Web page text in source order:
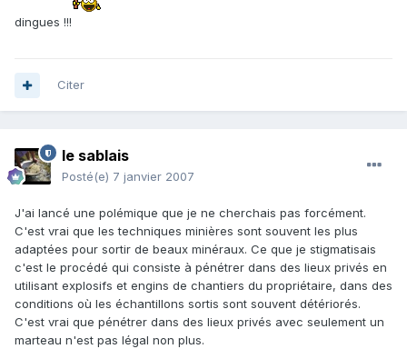
dingues !!!
Citer
le sablais
Posté(e) 7 janvier 2007
J'ai lancé une polémique que je ne cherchais pas forcément.
C'est vrai que les techniques minières sont souvent les plus
adaptées pour sortir de beaux minéraux. Ce que je stigmatisais
c'est le procédé qui consiste à pénétrer dans des lieux privés en
utilisant explosifs et engins de chantiers du propriétaire, dans des
conditions où les échantillons sortis sont souvent détériorés.
C'est vrai que pénétrer dans des lieux privés avec seulement un
marteau n'est pas légal non plus.